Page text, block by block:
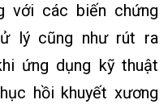
với các biến chứng
lý cũng như rút ra
ứng dụng kỹ thuật
hồi khuyết xương